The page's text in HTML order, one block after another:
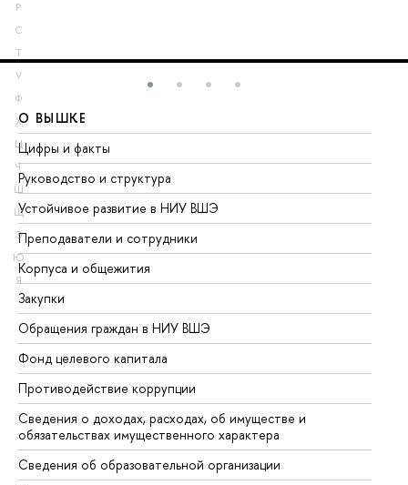
Р
С
Т
У
Ф
Х
Ц
Ч
Ш
Щ
Э
Ю
Я
О ВЫШКЕ
Цифры и факты
Руководство и структура
Устойчивое развитие в НИУ ВШЭ
Преподаватели и сотрудники
Корпуса и общежития
Закупки
Обращения граждан в НИУ ВШЭ
Фонд целевого капитала
Противодействие коррупции
Сведения о доходах, расходах, об имуществе и
обязательствах имущественного характера
Сведения об образовательной организации